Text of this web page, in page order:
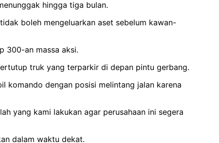
hingga tiga bulan.
boleh mengeluarkan aset sebelum kawan-
300-an massa aksi.
truk yang terparkir di depan pintu gerbang.
komando dengan posisi melintang jalan karena
yang kami lakukan agar perusahaan ini segera
dalam waktu dekat.